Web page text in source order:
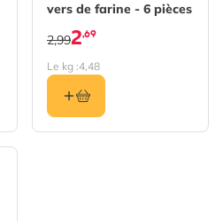
vers de farine - 6 pièces
2,69
2,99
Le kg :4,48